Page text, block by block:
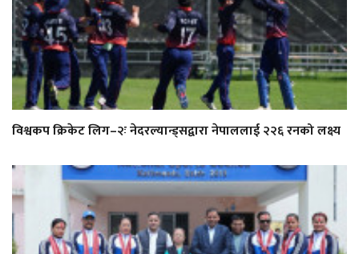
विश्वकप क्रिकेट लिग–२ः नेदरल्यान्ड्सद्वारा नेपाललाई २२६ रनको लक्ष्य